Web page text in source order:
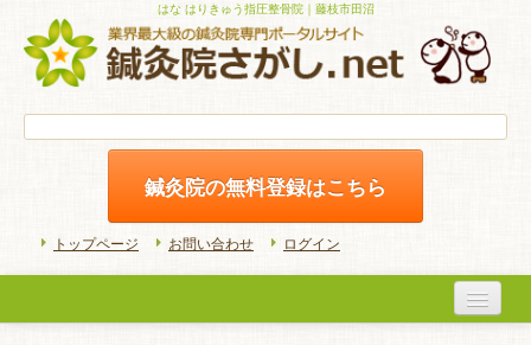
はな はりきゅう指圧整骨院｜藤枝市田沼
鍼灸院の無料登録はこちら
トップページ お問い合わせ ログイン